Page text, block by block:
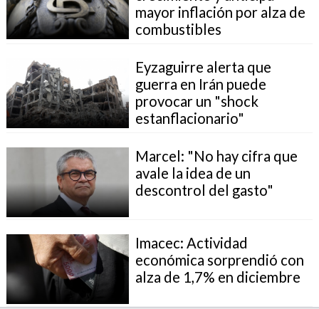
mayor inflación por alza de
combustibles
Eyzaguirre alerta que
guerra en Irán puede
provocar un "shock
estanflacionario"
Marcel: "No hay cifra que
avale la idea de un
descontrol del gasto"
Imacec: Actividad
económica sorprendió con
alza de 1,7% en diciembre